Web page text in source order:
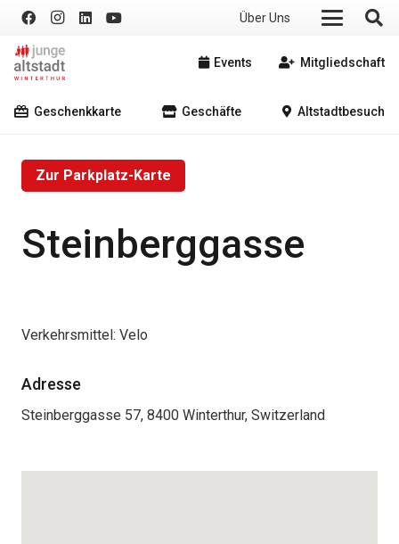
Über Uns
Events Mitgliedschaft
Geschenkkarte Geschäfte Altstadtbesuch
Zur Parkplatz-Karte
Steinberggasse
Verkehrsmittel: Velo
Adresse
Steinberggasse 57, 8400 Winterthur, Switzerland